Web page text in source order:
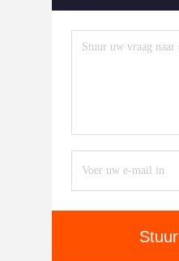
Stuur